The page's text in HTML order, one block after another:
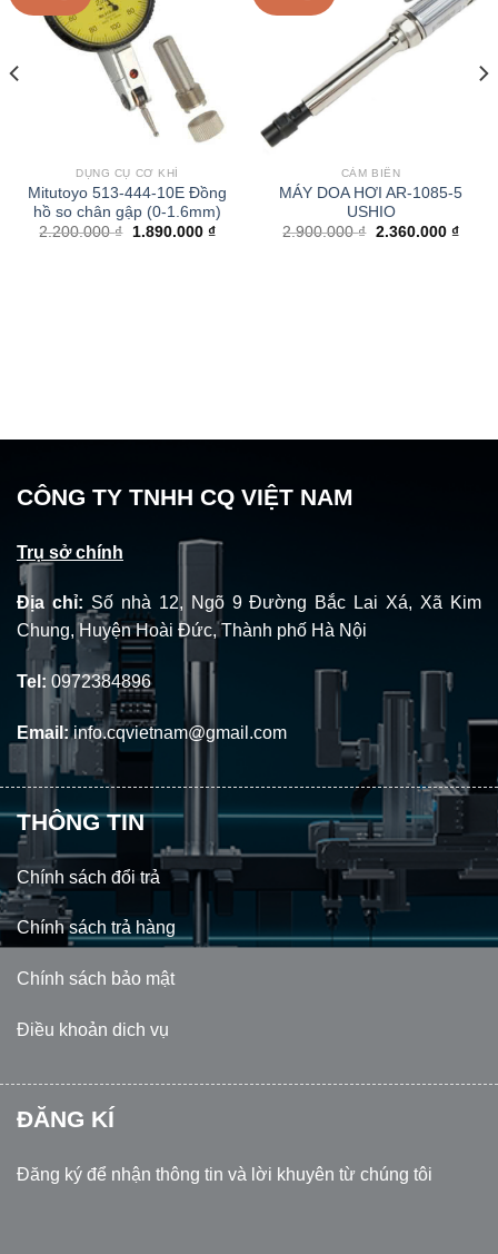
DỤNG CỤ CƠ KHÍ
Mitutoyo 513-444-10E Đồng
hồ so chân gập (0-1.6mm)
2.200.000₫
Giá
1.890.000 ₫Giá
CẢM BIẾN
MÁY DOA HƠI AR-1085-5
USHIO
2.900.000₫ Giá
2.360.000 ₫Giá
CÔNG TY TNHH CQ VIỆT NAM
Trụ sở chính
Địa chỉ: Số nhà 12, Ngõ 9 Đường Bắc Lai Xá, Xã Kim
Chung, Huyện Hoài Đức, Thành phố Hà Nội
Tel: 0972384896
Email:info.cqvietnam@gmail.com
THÔNG TIN
Chính sách đổi trả
Chính sách trả hàng
Chính sách bảo mật
Điều khoản dich vụ
ĐĂNG KÍ
Đăng ký để nhận thông tin và lời khuyên từ chúng tôi